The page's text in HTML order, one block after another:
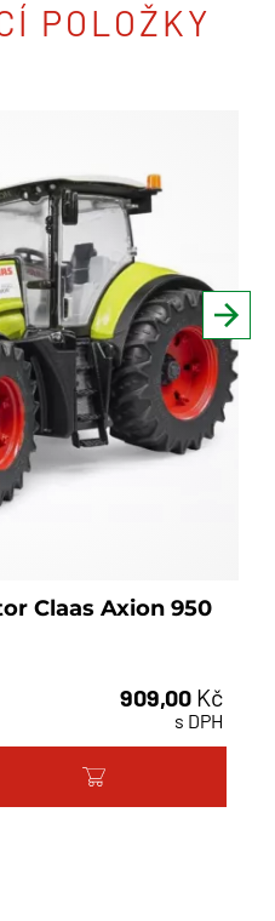
POLOŽKY
Claas Axion 950
909,00 Kč
s DPH
Množství